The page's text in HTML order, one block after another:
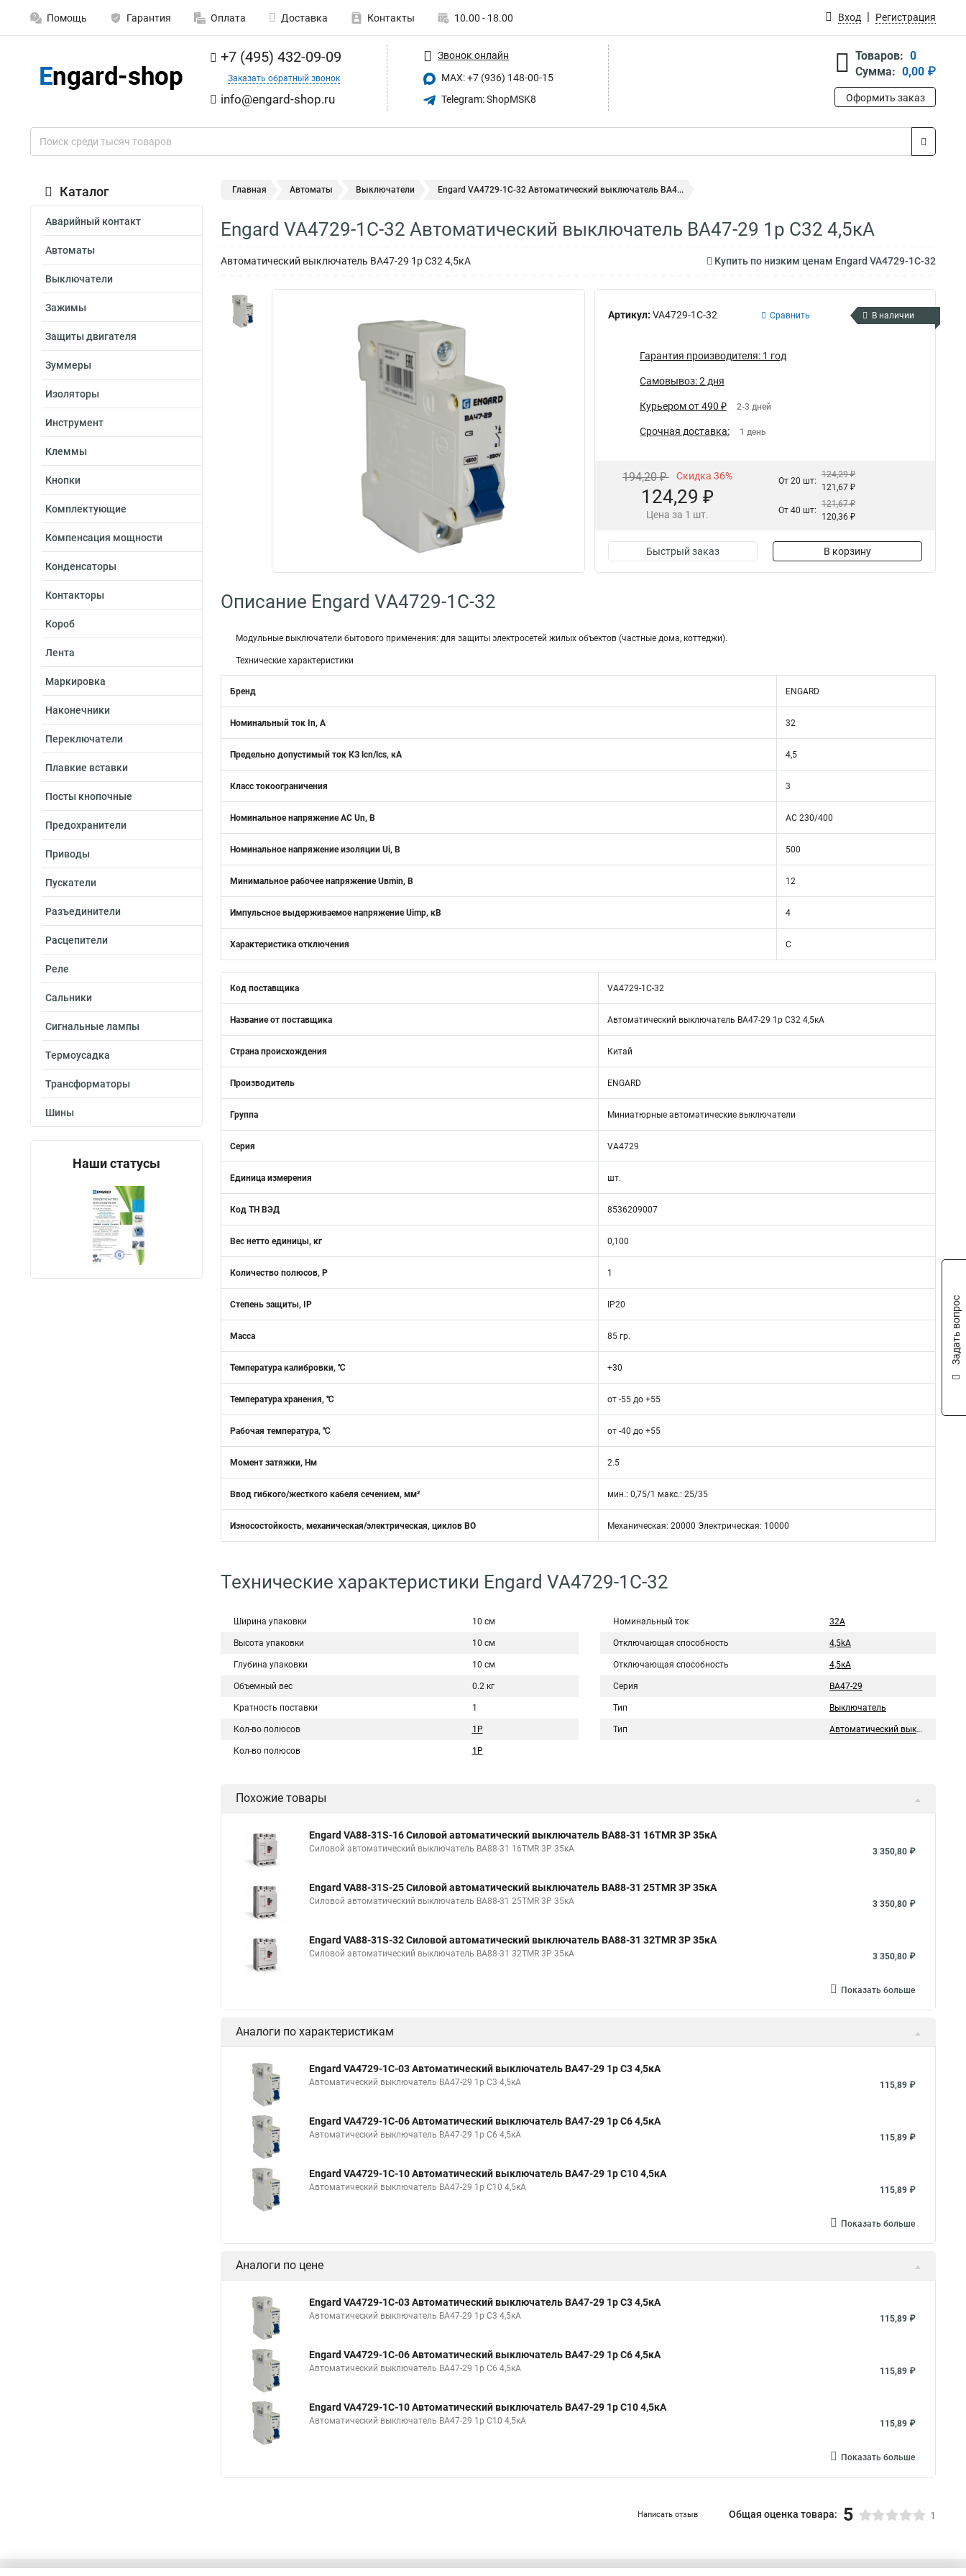
Помощь Гарантия Оплата Доставка Контакты 10.00 - 18.00 Вход Регистрация
+7 (495) 432-09-09
Заказать обратный звонок
info@engard-shop.ru
Звонок онлайн
MAX: +7 (936) 148-00-15
Telegram: ShopMSK8
Товаров: 0
Сумма: 0,00 ₽
Оформить заказ
Каталог
Аварийный контакт
Автоматы
Выключатели
Зажимы
Защиты двигателя
Зуммеры
Изоляторы
Инструмент
Клеммы
Кнопки
Комплектующие
Компенсация мощности
Конденсаторы
Контакторы
Короб
Лента
Маркировка
Наконечники
Переключатели
Плавкие вставки
Посты кнопочные
Предохранители
Приводы
Пускатели
Разъединители
Расцепители
Реле
Сальники
Сигнальные лампы
Термоусадка
Трансформаторы
Шины
Наши статусы
Главная Автоматы Выключатели Engard VA4729-1C-32 Автоматический выключатель ВА4...
Engard VA4729-1C-32 Автоматический выключатель ВА47-29 1р C32 4,5кА
Автоматический выключатель ВА47-29 1р C32 4,5кА Купить по низким ценам Engard VA4729-1C-32
Артикул: VA4729-1C-32 Сравнить В наличии
Гарантия производителя: 1 год
Самовывоз: 2 дня
Курьером от 490 ₽ 2-3 дней
Срочная доставка: 1 день
194,20 ₽ Скидка 36%
124,29 ₽
Цена за 1 шт.
От 20 шт:
124,29 ₽
121,67 ₽
От 40 шт:
121,67 ₽
120,36 ₽
Быстрый заказ В корзину
Описание Engard VA4729-1C-32
Модульные выключатели бытового применения: для защиты электросетей жилых объектов (частные дома, коттеджи).
Технические характеристики
Бренд ENGARD
Номинальный ток In, А 32
Предельно допустимый ток КЗ lcn/lcs, кA 4,5
Класс токоограничения 3
Номинальное напряжение АС Un, В AC 230/400
Номинальное напряжение изоляции Ui, В 500
Минимальное рабочее напряжение Uвmin, B 12
Импульсное выдерживаемое напряжение Uimp, кВ 4
Характеристика отключения C
Код поставщика VA4729-1C-32
Название от поставщика Автоматический выключатель ВА47-29 1р C32 4,5кА
Страна происхождения Китай
Производитель ENGARD
Группа Миниатюрные автоматические выключатели
Серия VA4729
Единица измерения шт.
Код ТН ВЭД 8536209007
Вес нетто единицы, кг 0,100
Количество полюсов, Р 1
Степень защиты, IP IP20
Масса 85 гр.
Температура калибровки, ℃ +30
Температура хранения, ℃ от -55 до +55
Рабочая температура, ℃ от -40 до +55
Момент затяжки, Нм 2.5
Ввод гибкого/жесткого кабеля сечением, мм² мин.: 0,75/1 макс.: 25/35
Износостойкость, механическая/электрическая, циклов ВО Механическая: 20000 Электрическая: 10000
Технические характеристики Engard VA4729-1C-32
Ширина упаковки 10 см
Высота упаковки 10 см
Глубина упаковки 10 см
Объемный вес 0.2 кг
Кратность поставки 1
Кол-во полюсов 1P
Кол-во полюсов 1Р
Номинальный ток 32A
Отключающая способность 4,5kA
Отключающая способность 4,5кA
Серия ВА47-29
Тип Выключатель
Тип Автоматический выключатель
Похожие товары
Engard VA88-31S-16 Силовой автоматический выключатель ВА88-31 16TMR 3P 35кА
Силовой автоматический выключатель ВА88-31 16TMR 3P 35кА 3 350,80 ₽
Engard VA88-31S-25 Силовой автоматический выключатель ВА88-31 25TMR 3P 35кА
Силовой автоматический выключатель ВА88-31 25TMR 3P 35кА 3 350,80 ₽
Engard VA88-31S-32 Силовой автоматический выключатель ВА88-31 32TMR 3P 35кА
Силовой автоматический выключатель ВА88-31 32TMR 3P 35кА 3 350,80 ₽
Показать больше
Аналоги по характеристикам
Engard VA4729-1C-03 Автоматический выключатель ВА47-29 1р C3 4,5кА
Автоматический выключатель ВА47-29 1р C3 4,5кА 115,89 ₽
Engard VA4729-1C-06 Автоматический выключатель ВА47-29 1р C6 4,5кА
Автоматический выключатель ВА47-29 1р C6 4,5кА 115,89 ₽
Engard VA4729-1C-10 Автоматический выключатель ВА47-29 1р C10 4,5кА
Автоматический выключатель ВА47-29 1р C10 4,5кА 115,89 ₽
Показать больше
Аналоги по цене
Engard VA4729-1C-03 Автоматический выключатель ВА47-29 1р C3 4,5кА
Автоматический выключатель ВА47-29 1р C3 4,5кА 115,89 ₽
Engard VA4729-1C-06 Автоматический выключатель ВА47-29 1р C6 4,5кА
Автоматический выключатель ВА47-29 1р C6 4,5кА 115,89 ₽
Engard VA4729-1C-10 Автоматический выключатель ВА47-29 1р C10 4,5кА
Автоматический выключатель ВА47-29 1р C10 4,5кА 115,89 ₽
Показать больше
Написать отзыв Общая оценка товара: 5 1
Задать вопрос